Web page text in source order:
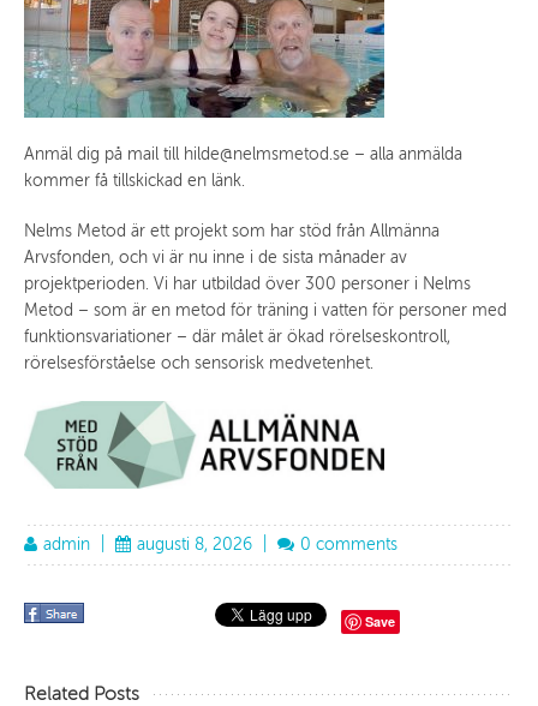
Anmäl dig på mail till hilde@nelmsmetod.se – alla anmälda
kommer få tillskickad en länk.
Nelms Metod är ett projekt som har stöd från Allmänna
Arvsfonden, och vi är nu inne i de sista månader av
projektperioden. Vi har utbildad över 300 personer i Nelms
Metod – som är en metod för träning i vatten för personer med
funktionsvariationer – där målet är ökad rörelseskontroll,
rörelsesförståelse och sensorisk medvetenhet.
admin augusti 8, 2026 0 comments
Save
Related Posts